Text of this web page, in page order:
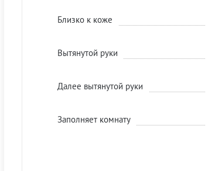
Близко к коже
Вытянутой руки
Далее вытянутой руки
Заполняет комнату